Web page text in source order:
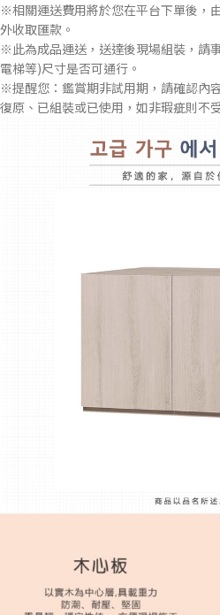
※相關運送費用將於您在平台下單後，
外收取匯款。
※此為成品運送，送達後現場組裝，請
電梯等)尺寸是否可通行。
※提醒您：鑑賞期非試用期，請確認內
復原、已組裝或已使用，如非瑕疵則